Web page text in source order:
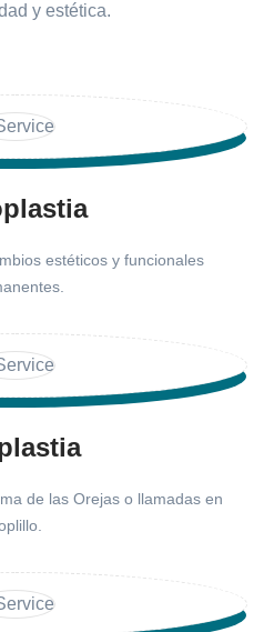
y estética.
estéticos y funcionales
de las Orejas o llamadas en